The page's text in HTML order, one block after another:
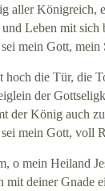
aller Königreich,
Leben mit sich
mein Gott,
hoch die Tür, die
der
der König auch
mein Gott, voll
o mein Heiland
mit deiner Gnade